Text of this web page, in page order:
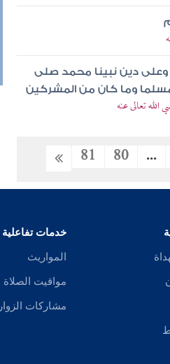
وعلى دين نبينا محمد صلى
مسلما وما كان من المشركين
تعالى عنه
...
80
81
خدمات تفاعلية
المواريث
مواقيت الصلاة
مشاركات الزوار